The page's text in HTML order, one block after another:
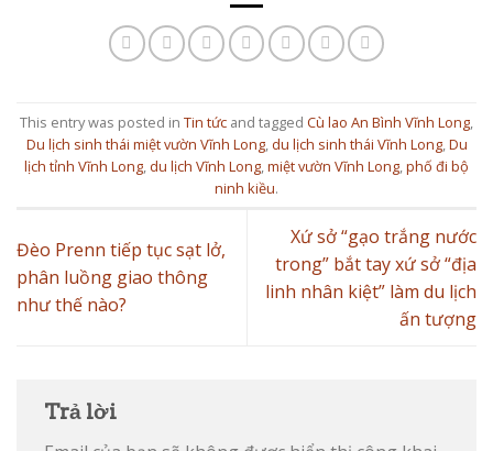
This entry was posted in Tin tức and tagged Cù lao An Bình Vĩnh Long,
Du lịch sinh thái miệt vườn Vĩnh Long, du lịch sinh thái Vĩnh Long,Du
lịch tỉnh Vĩnh Long, du lịch Vĩnh Long,miệt vườn Vĩnh Long,phố đi bộ
ninh kiều.
Đèo Prenn tiếp tục sạt lở,
phân luồng giao thông
như thế nào?
Xứ sở “gạo trắng nước
trong” bắt tay xứ sở “địa
linh nhân kiệt” làm du lịch
ấn tượng
Trả lời